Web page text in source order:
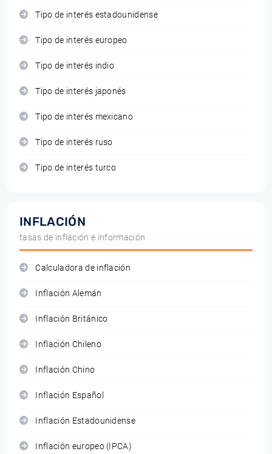
Tipo de interés estadounidense
Tipo de interés europeo
Tipo de interés indio
Tipo de interés japonés
Tipo de interés mexicano
Tipo de interés ruso
Tipo de interés turco
INFLACIÓN
tasas de inflación e información
Calculadora de inflación
Inflación Alemán
Inflación Británico
Inflación Chileno
Inflación Chino
Inflación Español
Inflación Estadounidense
Inflación europeo (IPCA)